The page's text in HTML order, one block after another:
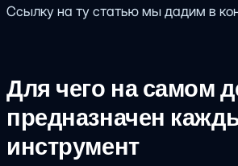
Ссылку на ту статью мы дадим в
Для чего на самом
предназначен
инструмент